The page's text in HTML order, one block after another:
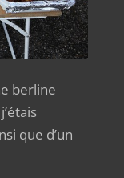
berline
que d’un